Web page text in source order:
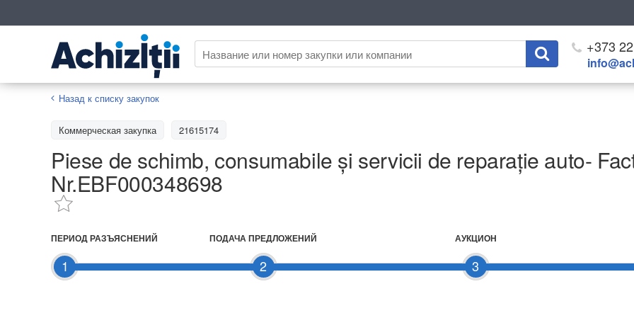
+373
Назад к списку закупок
Коммерческая закупка 21615174
Piese de schimb, consumabile și servicii de reparație auto-
Nr.EBF000348698
1
ПЕРИОД РАЗЪЯСНЕНИЙ
2
ПОДАЧА ПРЕДЛОЖЕНИЙ
3
АУКЦИОН